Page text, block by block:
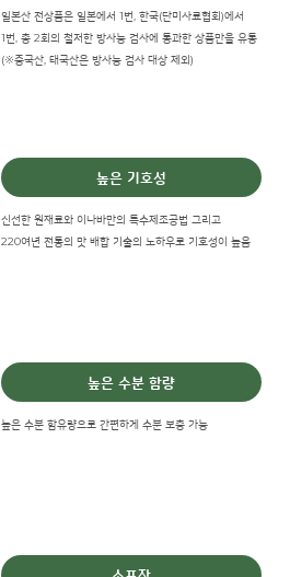
일본산 전상품은 일본에서 1번, 한국(단미사료협회)에서
1번, 총 2회의 철저한 방사능 검사에 통과한 상품만을 유통
(※중국산, 태국산은 방사능 검사 대상 제외)
높은 기호성
신선한 원재료와 이나바만의 특수제조공법 그리고
220여년 전통의 맛 배합 기술의 노하우로 기호성이 높음
높은 수분 함량
높은 수분 함유량으로 간편하게 수분 보충 가능